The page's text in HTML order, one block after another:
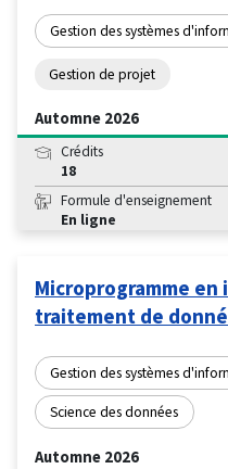
Gestion des systèmes
Gestion de projet
Automne 2026
Crédits
18
Formule d'enseignement
En ligne
Microprogramme
traitement de
Gestion des systèmes
Science des données
Automne 2026